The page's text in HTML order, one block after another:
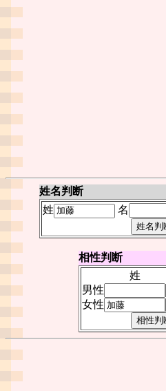
姓名判断
姓
名
相性判断
姓
男性
女性